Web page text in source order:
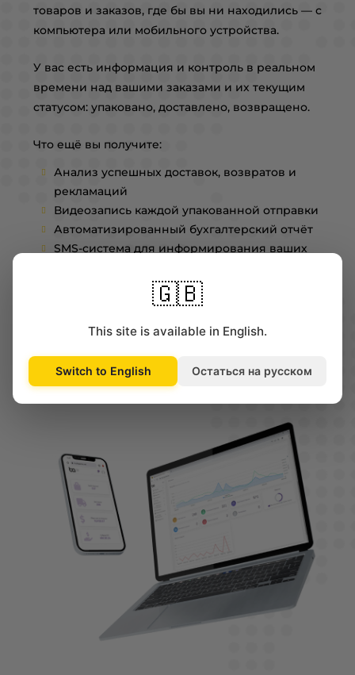
товаров и заказов, где бы вы ни находились — с
компьютера или мобильного устройства.
У вас есть информация и контроль в реальном
времени над вашими заказами и их текущим
статусом: упаковано, доставлено, возвращено.
Что ещё вы получите:
Анализ успешных доставок, возвратов и
рекламаций
Видеозапись каждой упакованной отправки
Автоматизированный бухгалтерский отчёт
SMS-система для информирования ваших
Новые функции каждую неделю для
улучшения доставок🇬🇧
This site is available in English.
Switch to English Остаться на русском